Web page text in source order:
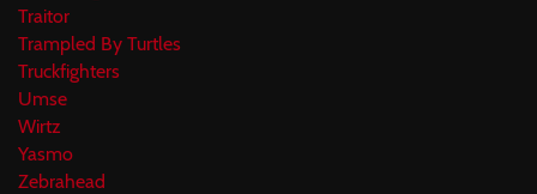
Traitor
Trampled By Turtles
Truckfighters
Umse
Wirtz
Yasmo
Zebrahead